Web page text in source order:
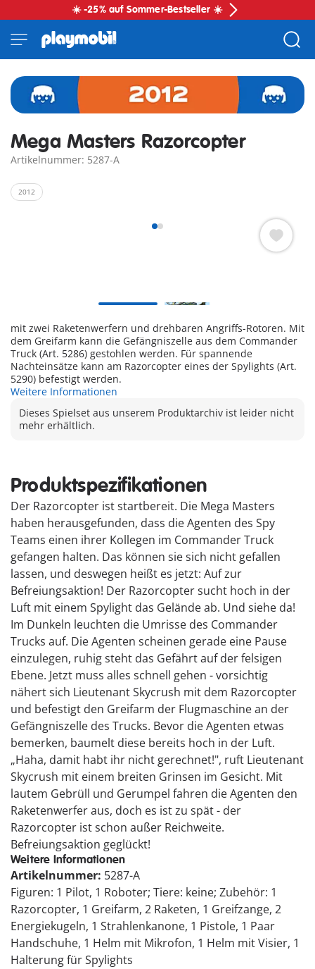
☀️ -25% auf Sommer-Bestseller ☀️
Mega Masters Razorcopter
Artikelnummer: 5287-A
2012
mit zwei Raketenwerfern und drehbaren Angriffs-Rotoren. Mit
dem Greifarm kann die Gefängniszelle aus dem Commander
Truck (Art. 5286) gestohlen werden. Für spannende
Nachteinsätze kann am Razorcopter eines der Spylights (Art.
5290) befestigt werden.
Weitere Informationen
Dieses Spielset aus unserem Produktarchiv ist leider nicht
mehr erhältlich.
Produktspezifikationen
Der Razorcopter ist startbereit. Die Mega Masters
haben herausgefunden, dass die Agenten des Spy
Teams einen ihrer Kollegen im Commander Truck
gefangen halten. Das können sie sich nicht gefallen
lassen, und deswegen heißt es jetzt: Auf zur
Befreiungsaktion! Der Razorcopter sucht hoch in der
Luft mit einem Spylight das Gelände ab. Und siehe da!
Im Dunkeln leuchten die Umrisse des Commander
Trucks auf. Die Agenten scheinen gerade eine Pause
einzulegen, ruhig steht das Gefährt auf der felsigen
Ebene. Jetzt muss alles schnell gehen - vorsichtig
nähert sich Lieutenant Skycrush mit dem Razorcopter
und befestigt den Greifarm der Flugmaschine an der
Gefängniszelle des Trucks. Bevor die Agenten etwas
bemerken, baumelt diese bereits hoch in der Luft.
„Haha, damit habt ihr nicht gerechnet!", ruft Lieutenant
Skycrush mit einem breiten Grinsen im Gesicht. Mit
lautem Gebrüll und Gerumpel fahren die Agenten den
Raketenwerfer aus, doch es ist zu spät - der
Razorcopter ist schon außer Reichweite.
Befreiungsaktion geglückt!
Weitere Informationen
Artikelnummer: 5287-A
Figuren: 1 Pilot, 1 Roboter; Tiere: keine; Zubehör: 1
Razorcopter, 1 Greifarm, 2 Raketen, 1 Greifzange, 2
Energiekugeln, 1 Strahlenkanone, 1 Pistole, 1 Paar
Handschuhe, 1 Helm mit Mikrofon, 1 Helm mit Visier, 1
Halterung für Spylights